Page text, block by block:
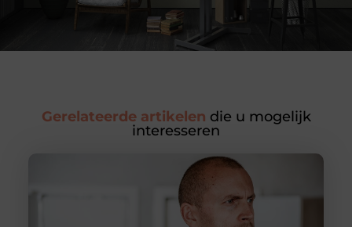
Gerelateerde artikelen die u mogelijk
interesseren